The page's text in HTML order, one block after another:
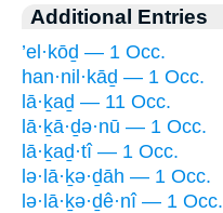
Additional Entries
’el·kōḏ — 1 Occ.
han·nil·kāḏ — 1 Occ.
lā·ḵaḏ — 11 Occ.
lā·ḵā·ḏə·nū — 1 Occ.
lā·ḵaḏ·tî — 1 Occ.
lə·lā·ḵə·ḏāh — 1 Occ.
lə·lā·ḵə·ḏê·nî — 1 Occ.